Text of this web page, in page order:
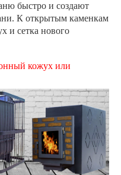
быстро и создают
К открытым каменкам
и сетка нового
кожух или